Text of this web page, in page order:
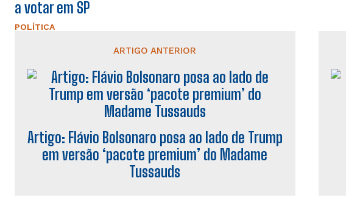
a votar em SP
POLÍTICA
ARTIGO ANTERIOR
Artigo: Flávio Bolsonaro posa ao lado de Trump
em versão ‘pacote premium’ do Madame
Tussauds